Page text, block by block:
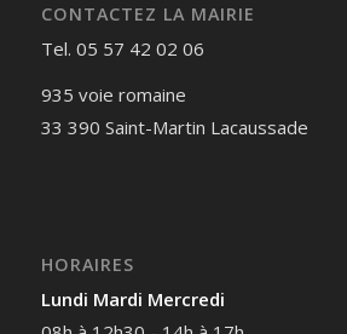
CONTACTEZ LA MAIRIE
Tel. 05 57 42 02 06
935 voie romaine
33 390 Saint-Martin Lacaussade
HORAIRES
Lundi Mardi Mercredi